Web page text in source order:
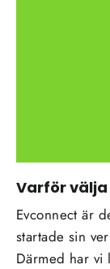
Varför välja
Evconnect är
startade sin
Därmed har vi